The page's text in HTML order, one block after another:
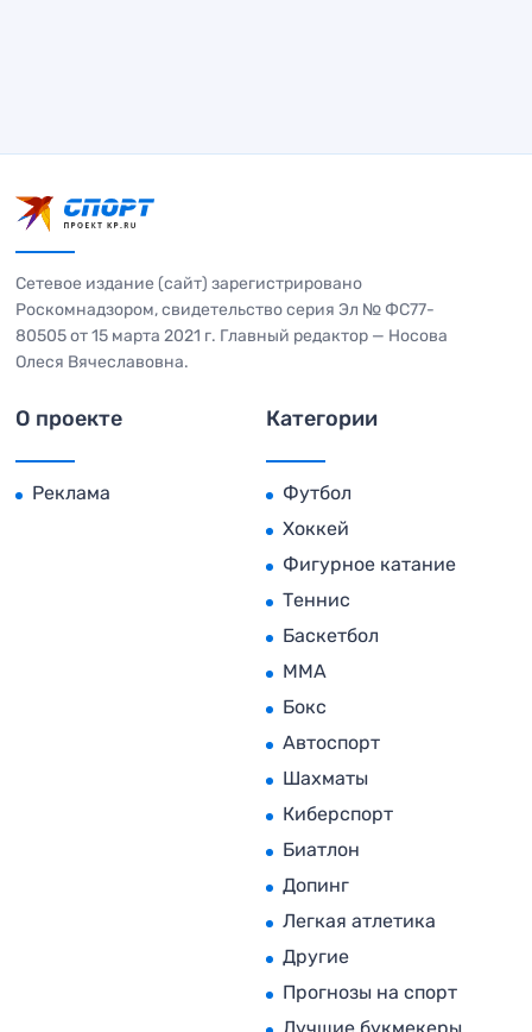
Сетевое издание (сайт) зарегистрировано
Роскомнадзором, свидетельство серия Эл № ФС77-
80505 от 15 марта 2021 г. Главный редактор — Носова
Олеся Вячеславовна.
О проекте
Реклама
Категории
Футбол
Хоккей
Фигурное катание
Теннис
Баскетбол
MMA
Бокс
Автоспорт
Шахматы
Киберспорт
Биатлон
Допинг
Легкая атлетика
Другие
Прогнозы на спорт